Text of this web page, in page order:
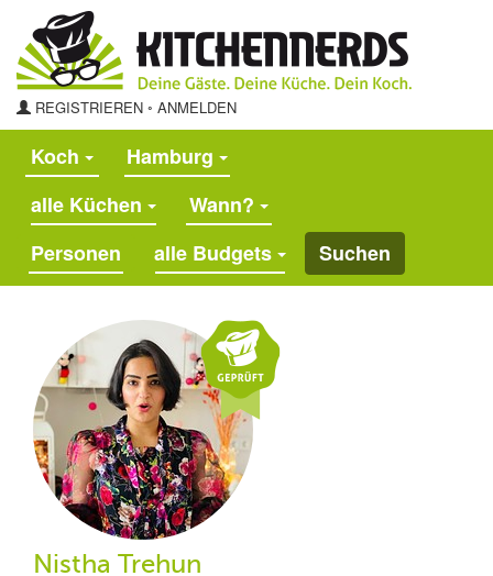
REGISTRIEREN ◦ ANMELDEN
Koch
Hamburg
alle Küchen
Wann?
alle Budgets
Suchen
Nistha Trehun